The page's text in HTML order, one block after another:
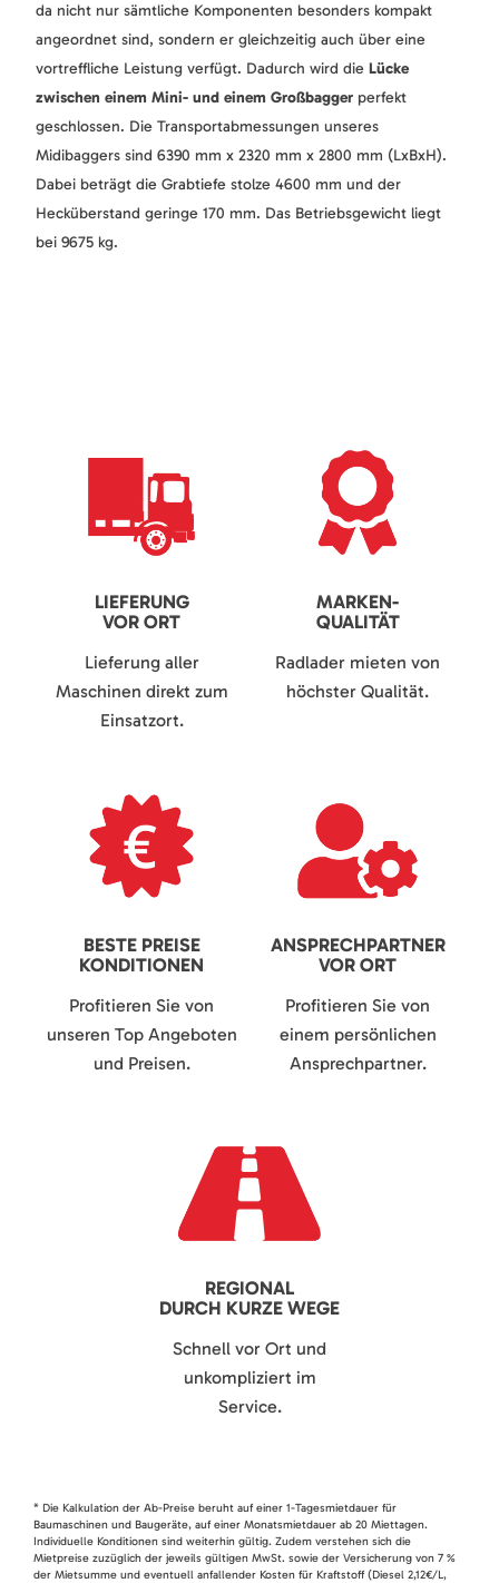
da nicht nur sämtliche Komponenten besonders kompakt
angeordnet sind, sondern er gleichzeitig auch über eine
vortreffliche Leistung verfügt. Dadurch wird die Lücke
zwischen einem Mini- und einem Großbagger perfekt
geschlossen. Die Transportabmessungen unseres
Midibaggers sind 6390 mm x 2320 mm x 2800 mm (LxBxH).
Dabei beträgt die Grabtiefe stolze 4600 mm und der
Hecküberstand geringe 170 mm. Das Betriebsgewicht liegt
bei 9675 kg.
LIEFERUNG
VOR ORT
Lieferung aller
Maschinen direkt zum
Einsatzort.
MARKEN-
QUALITÄT
Radlader mieten von
höchster Qualität.
BESTE PREISE
KONDITIONEN
Profitieren Sie von
unseren Top Angeboten
und Preisen.
ANSPRECHPARTNER
VOR ORT
Profitieren Sie von
einem persönlichen
Ansprechpartner.
REGIONAL
DURCH KURZE WEGE
Schnell vor Ort und
unkompliziert im
Service.
* Die Kalkulation der Ab-Preise beruht auf einer 1-Tagesmietdauer für
Baumaschinen und Baugeräte, auf einer Monatsmietdauer ab 20 Miettagen.
Individuelle Konditionen sind weiterhin gültig. Zudem verstehen sich die
Mietpreise zuzüglich der jeweils gültigen MwSt. sowie der Versicherung von 7 %
der Mietsumme und eventuell anfallender Kosten für Kraftstoff (Diesel 2,12€/L,